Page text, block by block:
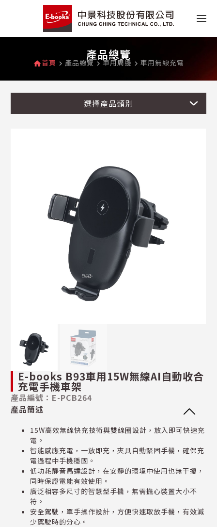
產品總覽
home首頁 navigate_next 產品總覽 navigate_next 車用周邊 navigate_next 車用無線充電
選擇產品類別
E-books B93車用15W無線AI自動收合
充電手機車架
產品編號：E-PCB264
產品簡述
15W高效無線快充技術與雙線圈設計，放入即可快速充
電。
智能感應充電，一放即充，夾具自動緊固手機，確保充
電過程中手機穩固。
低功耗靜音馬達設計，在安靜的環境中使用也無干擾，
同時保證電能有效使用。
廣泛相容多尺寸的智慧型手機，無需擔心裝置大小不
符。
安全駕駛，單手操作設計，方便快速取放手機，有效減
少駕駛時的分心。